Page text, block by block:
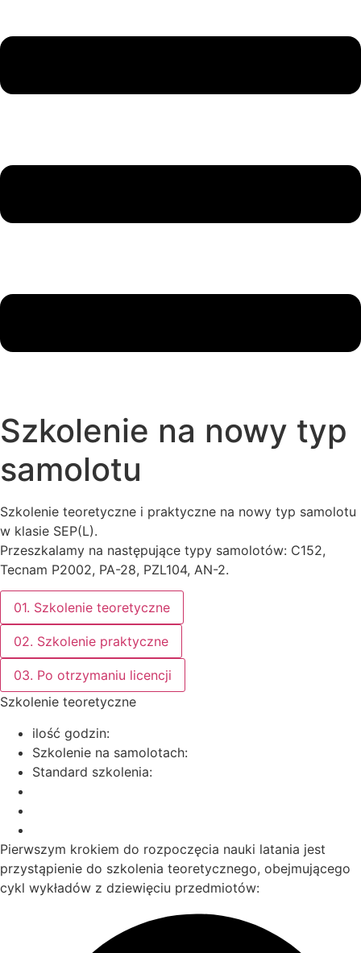
Szkolenie na nowy typ
samolotu
Szkolenie teoretyczne i praktyczne na nowy typ samolotu
w klasie SEP(L).
Przeszkalamy na następujące typy samolotów: C152,
Tecnam P2002, PA-28, PZL104, AN-2.
01. Szkolenie teoretyczne
02. Szkolenie praktyczne
03. Po otrzymaniu licencji
Szkolenie teoretyczne
ilość godzin:
Szkolenie na samolotach:
Standard szkolenia:
Pierwszym krokiem do rozpoczęcia nauki latania jest
przystąpienie do szkolenia teoretycznego, obejmującego
cykl wykładów z dziewięciu przedmiotów: